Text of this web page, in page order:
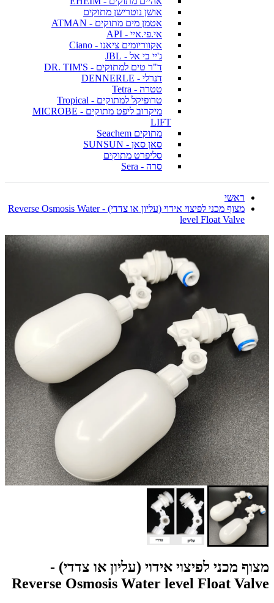
אושן נוטרישן מתוקים
אטמן מים מתוקים - ATMAN
אי.פי.איי - API
אקווריומים ציאנו - Ciano
ג'יי בי אל - JBL
ד"ר טים למתוקים - DR. TIM'S
דנרלי - DENNERLE
טטרה - Tetra
טרופיקל למתוקים - Tropical
מיקרוב ליפט מתוקים - MICROBE
LIFT
מתוקים Seachem
סאן סאן - SUNSUN
סליפרט מתוקים
סרה - Sera
ראשי
מצוף מכני לפיצוי אידוי (עליון או צדדי) - Reverse Osmosis Water
level Float Valve
מצוף מכני לפיצוי אידוי (עליון או צדדי) -
Reverse Osmosis Water level Float Valve